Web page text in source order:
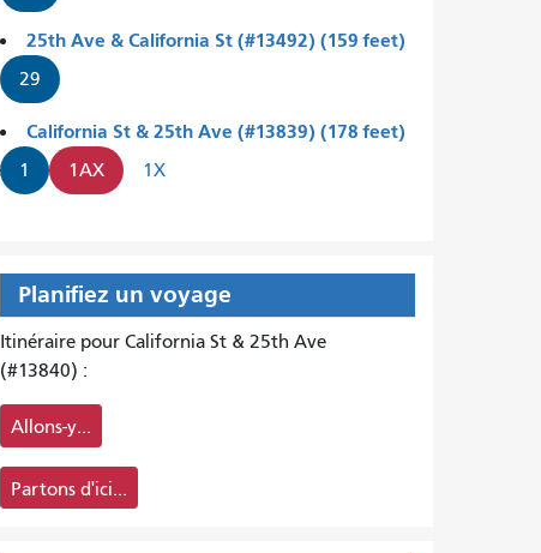
25th Ave & California St (#13492) (159 feet)
29
California St & 25th Ave (#13839) (178 feet)
1 1AX 1X
Planifiez un voyage
Itinéraire pour California St & 25th Ave
(#13840) :
Allons-y...
Partons d'ici...